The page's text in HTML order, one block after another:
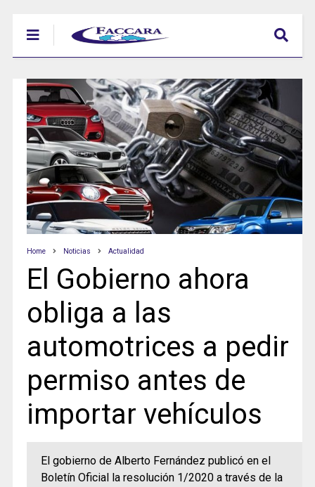
Home Noticias Actualidad
El Gobierno ahora
obliga a las
automotrices a pedir
permiso antes de
importar vehículos
El gobierno de Alberto Fernández publicó en el
Boletín Oficial la resolución 1/2020 a través de la